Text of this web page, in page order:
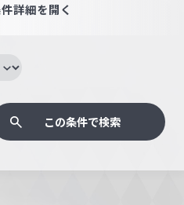
詳細を開く
この条件で検索